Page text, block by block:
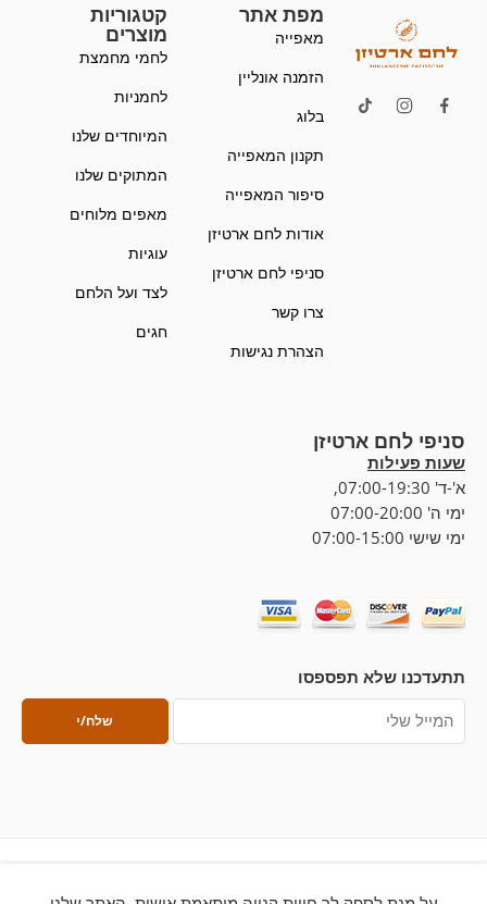
מפת אתר
מאפייה
הזמנה אונליין
בלוג
תקנון המאפייה
סיפור המאפייה
אודות לחם ארטיזן
סניפי לחם ארטיזן
צרו קשר
הצהרת נגישות
קטגוריות
מוצרים
לחמי מחמצת
לחמניות
המיוחדים שלנו
המתוקים שלנו
מאפים מלוחים
עוגיות
לצד ועל הלחם
חגים
סניפי לחם ארטיזן
שעות פעילות
א'-ד' 07:00-19:30,
ימי ה' 07:00-20:00
ימי שישי 07:00-15:00
תתעדכנו שלא תפספסו